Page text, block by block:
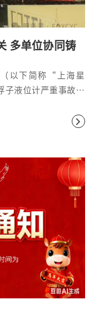
多单位协同铸
以下简称“上海星
子液位计严重事故可